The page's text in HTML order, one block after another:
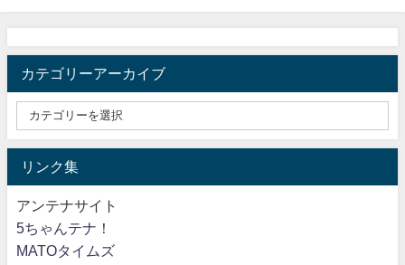
カテゴリーアーカイブ
リンク集
アンテナサイト
5ちゃんテナ！
MATOタイムズ